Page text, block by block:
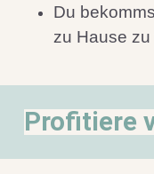
Du
zu Hause
Profitiere